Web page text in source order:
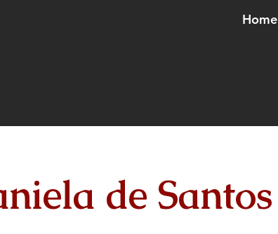
Home
de Santos